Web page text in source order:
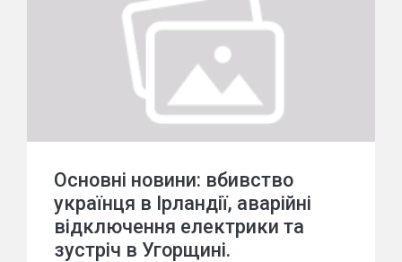
Основні новини: вбивство
українця в Ірландії, аварійні
відключення електрики та
зустріч в Угорщині.